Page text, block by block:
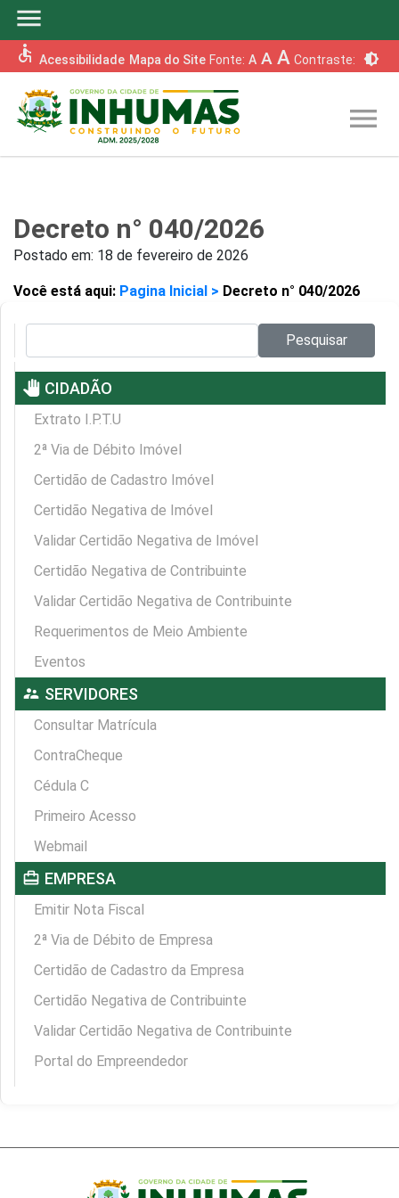
menu
accessible Acessibilidade Mapa do Site Fonte: A A A Contraste: brightness_6
menu
Decreto n° 040/2026
Postado em: 18 de fevereiro de 2026
Você está aqui: Pagina Inicial > Decreto n° 040/2026
Pesquisar
pan_tool CIDADÃO
Extrato I.P.T.U
2ª Via de Débito Imóvel
Certidão de Cadastro Imóvel
Certidão Negativa de Imóvel
Validar Certidão Negativa de Imóvel
Certidão Negativa de Contribuinte
Validar Certidão Negativa de Contribuinte
Requerimentos de Meio Ambiente
Eventos
supervisor_account SERVIDORES
Consultar Matrícula
ContraCheque
Cédula C
Primeiro Acesso
Webmail
card_travel EMPRESA
Emitir Nota Fiscal
2ª Via de Débito de Empresa
Certidão de Cadastro da Empresa
Certidão Negativa de Contribuinte
Validar Certidão Negativa de Contribuinte
Portal do Empreendedor